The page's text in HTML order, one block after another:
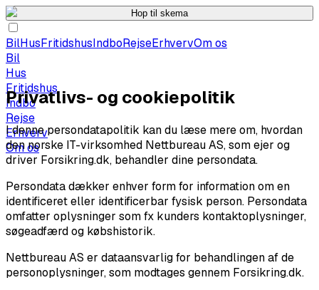
Hop til skema
BilHusFritidshusIndboRejseErhvervOm os
Bil
Hus
Fritidshus
Indbo
Rejse
Erhverv
Om os
Privatlivs- og cookiepolitik
I denne persondatapolitik kan du læse mere om, hvordan
den norske IT-virksomhed Nettbureau AS, som ejer og
driver Forsikring.dk, behandler dine persondata.
Persondata dækker enhver form for information om en
identificeret eller identificerbar fysisk person. Persondata
omfatter oplysninger som fx kunders kontaktoplysninger,
søgeadfærd og købshistorik.
Nettbureau AS er dataansvarlig for behandlingen af de
personoplysninger, som modtages gennem Forsikring.dk.